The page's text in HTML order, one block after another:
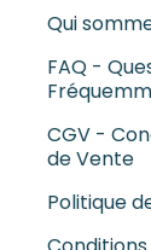
Qui
FAQ -
CGV -
de Vente
Politique